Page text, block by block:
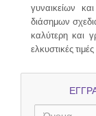
γυναικείων
διάσημων
καλύτερη και
ελκυστικές